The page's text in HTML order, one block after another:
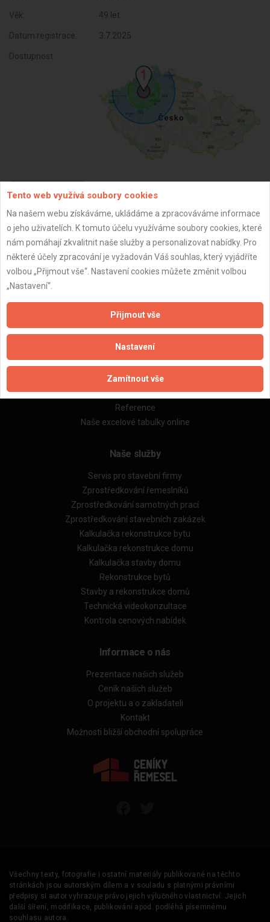
Věk: 49 let
Datum registrace: 3.7.2025
Dostupnost:
ZPĚT
Aktualizováno z portálu ARES dne 03.07.2025 21:04:26
Důležité informace
Naše firmy a řemeslníci
Zpracování a ochrana osobních údajů
Zásady pro používání souborů cookie
Obchodní podmínky (zprostředkování)
Obchodní podmínky (rozpočtování)
Reference
Naše excelové tabulky online
Naše služby
Servis pro stavební firmy
Zprostředkování řemeslníků
Zprostředkování samotných prací
Zprostředkování stavebních zakázek
Kalkulačka rekonstrukce bytu
Kalkulačka rekonstrukce domu
Kalkulačka stavby domu
Rekonstrukce bytů
Stavby a rekonstrukce domů
Technická videokonzultace
Kontrola cenových nabídek
Informace o nás
Prezentace našich služeb
Ceník našich služeb
O projektu a o zakladateli
Kontakt
Možnosti bližší obchodní spolupráce
Všechny texty, fotografie i ostatní materiály publikované na těchto
stránkách jsou autorským dílem a v souladu s platnými právními
předpisy si autor vyhrazuje právo jejich výlučného vlastnictví. Jejich
další šíření, modifikace, publikování apod. podléhá písemnému
souhlasu autora.
Tento web využívá soubory cookies
Na našem webu získáváme, ukládáme a zpracováváme informace
o jeho uživatelích. K tomuto účelu využíváme soubory cookies, které
nám pomáhají zkvalitnit naše služby a personalizovat nabídky. Pro
některé účely zpracování je vyžadován Váš souhlas, který vyjádříte
volbou „Přijmout vše“. Nastavení cookies můžete změnit volbou
„Nastavení“.
Přijmout vše
Nastavení
Zamítnout vše